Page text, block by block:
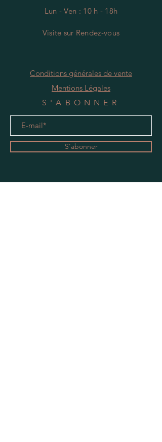
Lun - Ven : 10 h - 18h
Visite sur Rendez-vous
Conditions générales de vente
Mentions Légales
S'ABONNER
S'abonner